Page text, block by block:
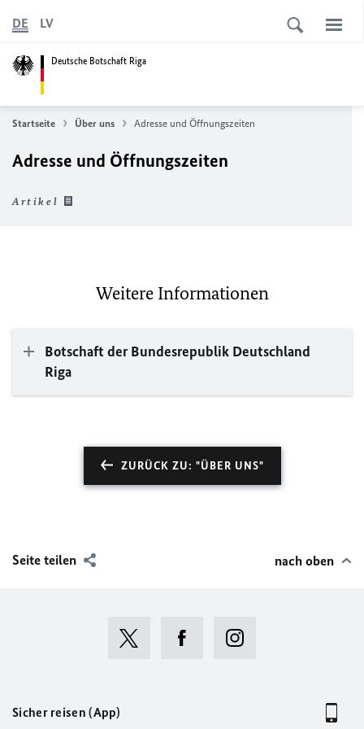
Deutsche Botschaft Riga
DE LV
Startseite Über uns Adresse und Öffnungszeiten
Adresse und Öffnungszeiten
Artikel
Weitere Informationen
Botschaft der Bundesrepublik Deutschland
Riga
ZURÜCK ZU: "ÜBER UNS"
Seite teilen nach oben
Sicher reisen (App)